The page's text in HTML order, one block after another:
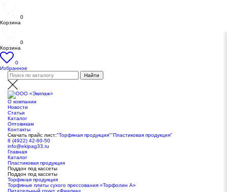
0
Корзина
0
Корзина
0
Избранное
О компании
Новости
Статьи
Каталог
Оптовикам
Контакты
Скачать прайс лист:"Торфяная продукция""Пластиковая продукция"
8 (4922) 42-60-50
info@ekipag33.ru
Главная
Каталог
Пластиковая продукция
Поддон под кассеты
Поддон под кассеты
Торфяная продукция
Торфяные плиты сухого прессования «Торфолин А»
Питательный грунт «Фиалка»